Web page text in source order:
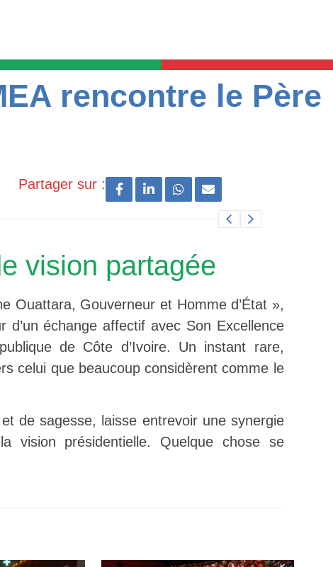
rencontre le Père
Partager sur :
vision partagée
Ouattara, Gouverneur et Homme d’État »,
d’un échange affectif avec Son Excellence
de Côte d’Ivoire. Un instant rare,
celui que beaucoup considèrent comme le
de sagesse, laisse entrevoir une synergie
vision présidentielle. Quelque chose se